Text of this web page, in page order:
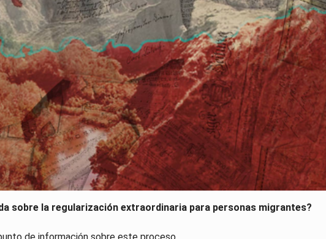
sobre la regularización extraordinaria para personas migrantes?